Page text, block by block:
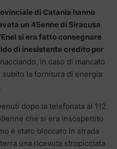
di Catania hanno
un 45enne di Siracusa
si era fatto consegnare
di inesistente credito per
in caso di mancato
la fornitura di energia
dopo la telefonata al 112
che si era insospettito
è stato bloccato in strada
una ricevuta stropicciata